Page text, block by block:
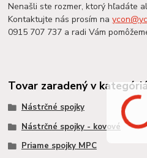
Nenašli ste rozmer, ktorý hľadáte
Kontaktujte nás prosím na
0915 707 737 a radi Vám
Tovar zaradený v
Nástrčné spojky
Nástrčné spojky - kovové
Priame spojky MPC